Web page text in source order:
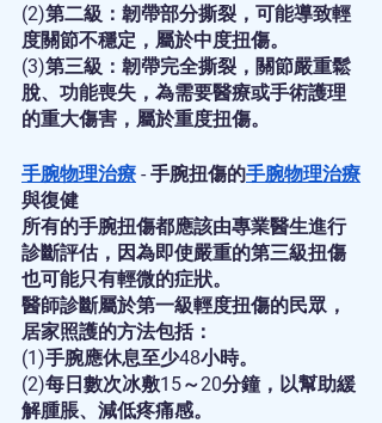
(2)第二級：韌帶部分撕裂，可能導致輕
度關節不穩定，屬於中度扭傷。
(3)第三級：韌帶完全撕裂，關節嚴重鬆
脫、功能喪失，為需要醫療或手術護理
的重大傷害，屬於重度扭傷。
手腕物理治療 - 手腕扭傷的手腕物理治療
與復健
所有的手腕扭傷都應該由專業醫生進行
診斷評估，因為即使嚴重的第三級扭傷
也可能只有輕微的症狀。
醫師診斷屬於第一級輕度扭傷的民眾，
居家照護的方法包括：
(1)手腕應休息至少48小時。
(2)每日數次冰敷15～20分鐘，以幫助緩
解腫脹、減低疼痛感。